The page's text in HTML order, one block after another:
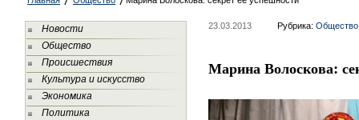
Новости
Общество
Происшествия
Культура и искусство
Экономика
Политика
23.03.2013 Рубрика: Общество
Марина Волоскова: